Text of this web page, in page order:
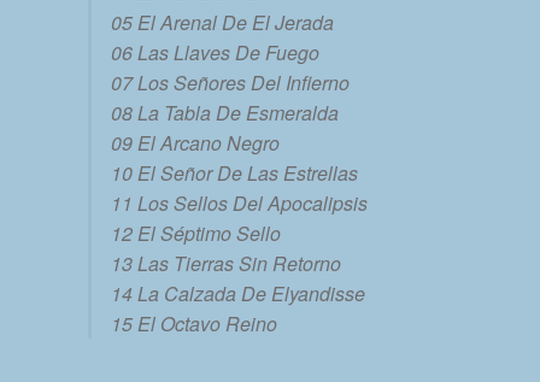
05 El Arenal De El Jerada
06 Las Llaves De Fuego
07 Los Señores Del Infierno
08 La Tabla De Esmeralda
09 El Arcano Negro
10 El Señor De Las Estrellas
11 Los Sellos Del Apocalipsis
12 El Séptimo Sello
13 Las Tierras Sin Retorno
14 La Calzada De Elyandisse
15 El Octavo Reino